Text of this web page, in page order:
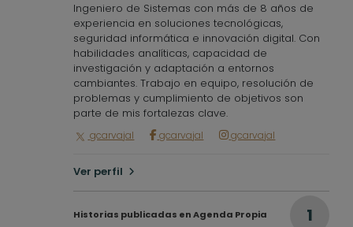
Ingeniero de Sistemas con más de 8 años de
experiencia en soluciones tecnológicas,
seguridad informática e innovación digital. Con
habilidades analíticas, capacidad de
investigación y adaptación a entornos
cambiantes. Trabajo en equipo, resolución de
problemas y cumplimiento de objetivos son
parte de mis fortalezas clave.
gcarvajal gcarvajal gcarvajal
Ver perfil
Historias publicadas en Agenda Propia 1